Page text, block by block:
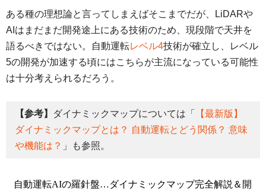
ある種の理想論と言ってしまえばそこまでだが、LiDARや
AIはまだまだ開発途上にある技術のため、現段階で天井を
語るべきではない。自動運転レベル4技術が確立し、レベル
5の開発が加速する頃にはこちらが主流になっている可能性
は十分考えられるだろう。
【参考】 ダイナミックマップについては「
【最新版】
ダイナミックマップとは？ 自動運転とどう関係？ 意味
や機能は？ 」も参照。
自動運転AIの羅針盤…ダイナミックマップ完全解説＆開